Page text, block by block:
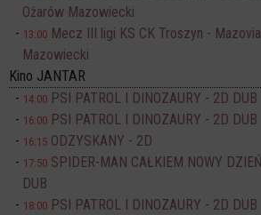
Ożarów Mazowiecki
13:00 Mecz III ligi KS CK Troszyn -
Mazowiecki
Kino JANTAR
14:00 PSI PATROL I DINOZAURY - 2D DUB
16:00 PSI PATROL I DINOZAURY - 2D DUB
16:15 ODZYSKANY - 2D
17:50 SPIDER-MAN CAŁKIEM NOWY
DUB
18:00 PSI PATROL I DINOZAURY - 2D DUB